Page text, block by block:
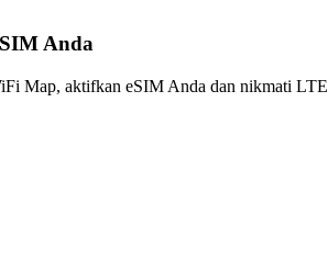
Anda
Map, aktifkan eSIM Anda dan nikmati LTE